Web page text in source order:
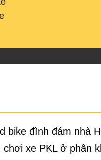
bike đình đám nhà
xe PKL ở phân